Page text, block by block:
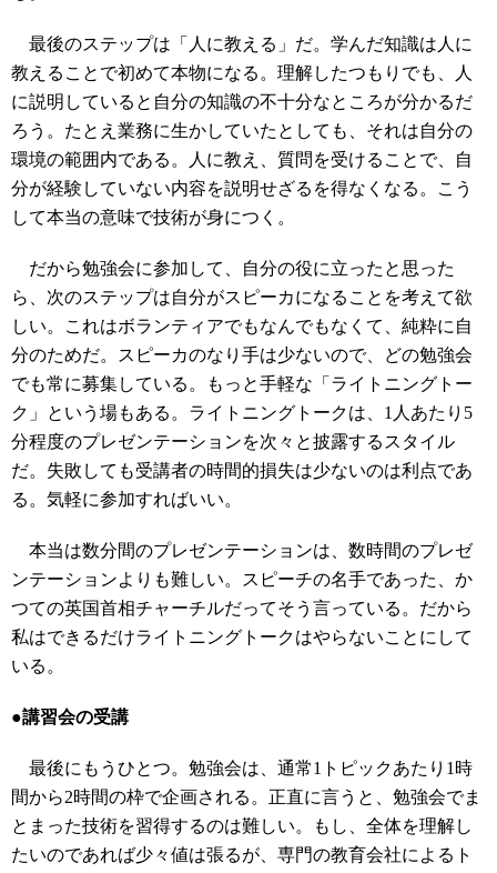
最後のステップは「人に教える」だ。学んだ知識は人に
教えることで初めて本物になる。理解したつもりでも、人
に説明していると自分の知識の不十分なところが分かるだ
ろう。たとえ業務に生かしていたとしても、それは自分の
環境の範囲内である。人に教え、質問を受けることで、自
分が経験していない内容を説明せざるを得なくなる。こう
して本当の意味で技術が身につく。
だから勉強会に参加して、自分の役に立ったと思った
ら、次のステップは自分がスピーカになることを考えて欲
しい。これはボランティアでもなんでもなくて、純粋に自
分のためだ。スピーカのなり手は少ないので、どの勉強会
でも常に募集している。もっと手軽な「ライトニングトー
ク」という場もある。ライトニングトークは、1人あたり5
分程度のプレゼンテーションを次々と披露するスタイル
だ。失敗しても受講者の時間的損失は少ないのは利点であ
る。気軽に参加すればいい。
本当は数分間のプレゼンテーションは、数時間のプレゼ
ンテーションよりも難しい。スピーチの名手であった、か
つての英国首相チャーチルだってそう言っている。だから
私はできるだけライトニングトークはやらないことにして
いる。
●講習会の受講
最後にもうひとつ。勉強会は、通常1トピックあたり1時
間から2時間の枠で企画される。正直に言うと、勉強会でま
とまった技術を習得するのは難しい。もし、全体を理解し
たいのであれば少々値は張るが、専門の教育会社によるト